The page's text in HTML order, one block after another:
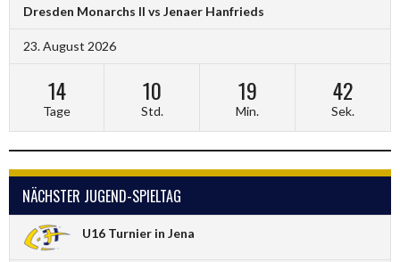
Dresden Monarchs II vs Jenaer Hanfrieds
23. August 2026
14
Tage
10
Std.
19
Min.
41
Sek.
NÄCHSTER JUGEND-SPIELTAG
U16 Turnier in Jena